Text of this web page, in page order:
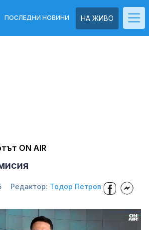
НА ЖИВО
ПОСЛЕДНИ НОВИНИ
ON AIR
Редактор: Тодор Петров